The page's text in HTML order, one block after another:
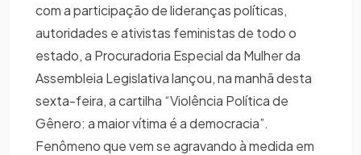
com a participação de lideranças políticas,
autoridades e ativistas feministas de todo o
estado, a Procuradoria Especial da Mulher da
Assembleia Legislativa lançou, na manhã desta
sexta-feira, a cartilha “Violência Política de
Gênero: a maior vítima é a democracia”.
Fenômeno que vem se agravando à medida em